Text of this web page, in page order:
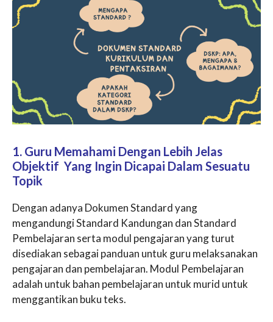
1. Guru Memahami Dengan Lebih Jelas
Objektif Yang Ingin Dicapai Dalam Sesuatu
Topik
Dengan adanya Dokumen Standard yang
mengandungi Standard Kandungan dan Standard
Pembelajaran serta modul pengajaran yang turut
disediakan sebagai panduan untuk guru melaksanakan
pengajaran dan pembelajaran. Modul Pembelajaran
adalah untuk bahan pembelajaran untuk murid untuk
menggantikan buku teks.